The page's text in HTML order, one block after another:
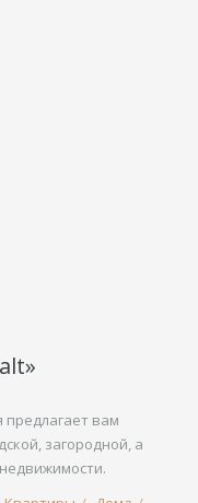
вам
загородной, а